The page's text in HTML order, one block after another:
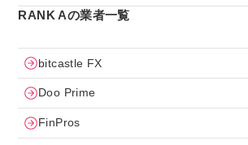
RANK Aの業者一覧
bitcastle FX
Doo Prime
FinPros